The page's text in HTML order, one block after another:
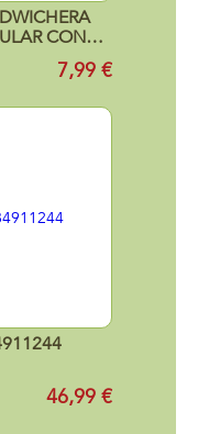
CON
AVENGERS
7,99 €
46,99 €